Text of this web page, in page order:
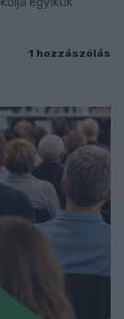
1 hozzászólás